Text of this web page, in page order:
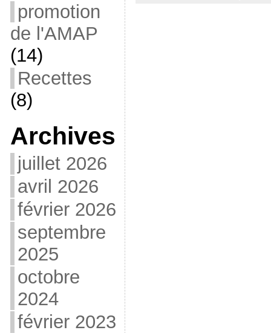
promotion
de l'AMAP
(14)
Recettes
(8)
Archives
juillet 2026
avril 2026
février 2026
septembre
2025
octobre
2024
février 2023